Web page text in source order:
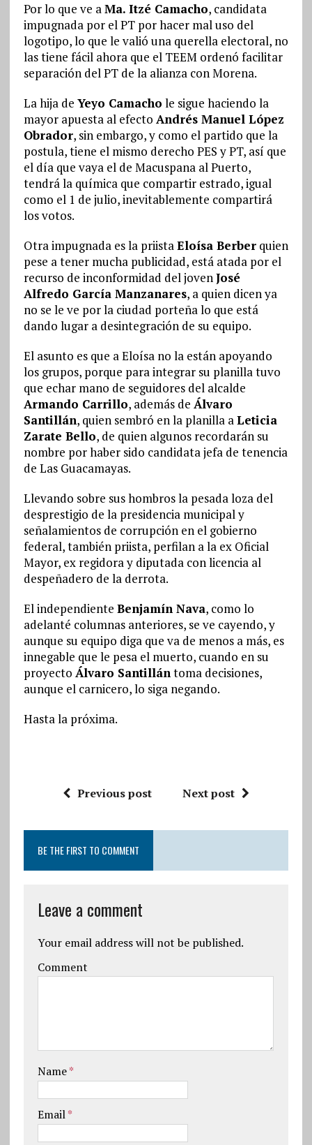
Por lo que ve aMa. Itzé Camacho, candidata
impugnada por el PT por hacer mal uso del
logotipo, lo que le valió una querella electoral, no
las tiene fácil ahora que el TEEM ordenó facilitar
separación del PT de la alianza con Morena.
La hija de Yeyo Camacho le sigue haciendo la
mayor apuesta al efecto Andrés Manuel López
Obrador, sin embargo, y como el partido que la
postula, tiene el mismo derecho PES y PT, así que
el día que vaya el de Macuspana al Puerto,
tendrá la química que compartir estrado, igual
como el 1 de julio, inevitablemente compartirá
los votos.
Otra impugnada es la priistaEloísa Berberquien
pese a tener mucha publicidad, está atada por el
recurso de inconformidad del jovenJosé
Alfredo García Manzanares, a quien dicen ya
no se le ve por la ciudad porteña lo que está
dando lugar a desintegración de su equipo.
El asunto es que a Eloísa no la están apoyando
los grupos, porque para integrar su planilla tuvo
que echar mano de seguidores del alcalde
Armando Carrillo, además de Álvaro
Santillán, quien sembró en la planilla aLeticia
Zarate Bello, de quien algunos recordarán su
nombre por haber sido candidata jefa de tenencia
de Las Guacamayas.
Llevando sobre sus hombros la pesada loza del
desprestigio de la presidencia municipal y
señalamientos de corrupción en el gobierno
federal, también priista, perfilan a la ex Oficial
Mayor, ex regidora y diputada con licencia al
despeñadero de la derrota.
El independiente Benjamín Nava, como lo
adelanté columnas anteriores, se ve cayendo, y
aunque su equipo diga que va de menos a más, es
innegable que le pesa el muerto, cuando en su
proyecto Álvaro Santillántoma decisiones,
aunque el carnicero, lo siga negando.
Hasta la próxima.
Previous post Next post
BE THE FIRST TO COMMENT
Leave a comment
Your email address will not be published.
Comment
Name*
Email*